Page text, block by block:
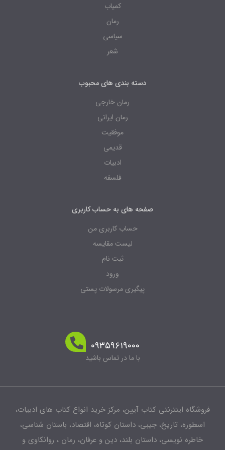
کمیاب
رمان
سیاسی
شعر
دسته بندی های محبوب
رمان خارجی
رمان ایرانی
موفقیت
قدیمی
ادبیات
فلسفه
صفحه های به حساب کاربری
حساب کاربری من
لیست مقایسه
ثبت نام
ورود
پیگیری مرسولات پستی
۰۹۳۵۹۶۱۹۰۰۰
با ما در تماس باشید
فروشگاه اینترنتی کتاب آیین، مرکز خرید انواع کتاب های ادبیات،
اسطوره، تاریخ، جیبی، داستان کوتاه، اقتصاد، باستان شناسی،
خاطره نویسی، داستان بلند، دین و عرفان، رمان ، روانکاوی و